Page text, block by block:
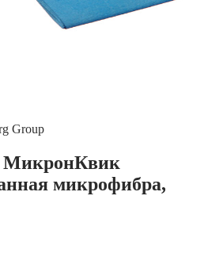
Group
МикронКвик
микрофибра,